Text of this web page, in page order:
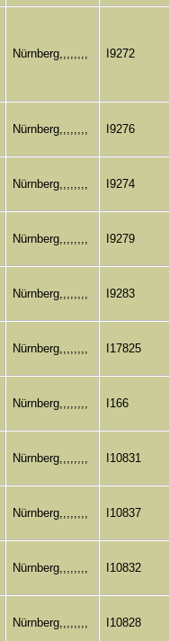
Nürnberg,,,,,,,, I9272
Nürnberg,,,,,,,, I9276
Nürnberg,,,,,,,, I9274
Nürnberg,,,,,,,, I9279
Nürnberg,,,,,,,, I9283
Nürnberg,,,,,,,, I17825
Nürnberg,,,,,,,, I166
Nürnberg,,,,,,,, I10831
Nürnberg,,,,,,,, I10837
Nürnberg,,,,,,,, I10832
Nürnberg,,,,,,,, I10828